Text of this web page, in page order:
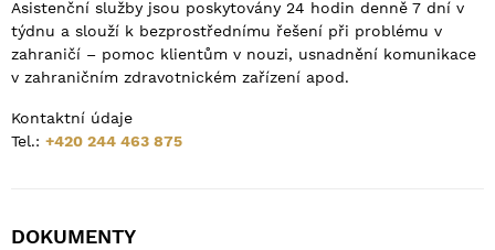
Asistenční služby jsou poskytovány 24 hodin denně 7 dní v
týdnu a slouží k bezprostřednímu řešení při problému v
zahraničí – pomoc klientům v nouzi, usnadnění komunikace
v zahraničním zdravotnickém zařízení apod.
Kontaktní údaje
Tel.: +420 244 463 875
DOKUMENTY